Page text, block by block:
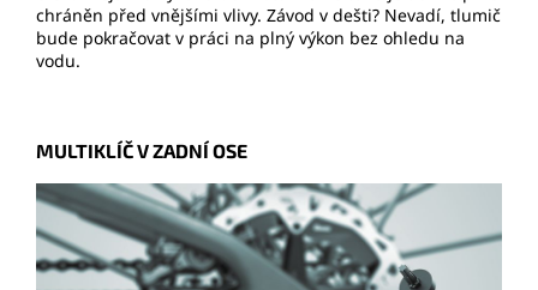
chráněn před vnějšími vlivy. Závod v dešti? Nevadí, tlumič
bude pokračovat v práci na plný výkon bez ohledu na
vodu.
MULTIKLÍČ V ZADNÍ OSE